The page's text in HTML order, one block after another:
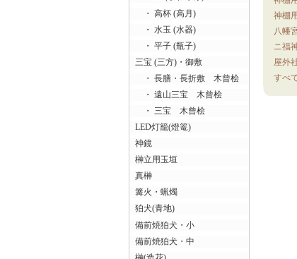
・ 高杯 (高月)
・ 水玉 (水器)
・ 平子 (瓶子)
三宝 (三方)・御敷
・ 長膳・長折敷 木曾桧
・ 遠山三宝 木曾桧
・ 三宝 木曾桧
LED灯籠(燈篭)
神鏡
榊立用玉垣
真榊
篝火・蝋燭
狛犬(青地)
備前焼狛犬・小
備前焼狛犬・中
神棚
八幡
ニ福
屋外
すべ